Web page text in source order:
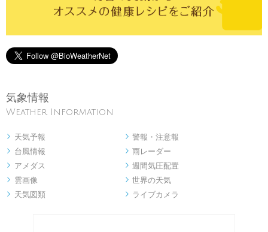
気象情報
Weather Information
 天気予報  警報・注意報
 台風情報  雨レーダー
 アメダス  週間気圧配置
 雲画像  世界の天気
 天気図類  ライブカメラ